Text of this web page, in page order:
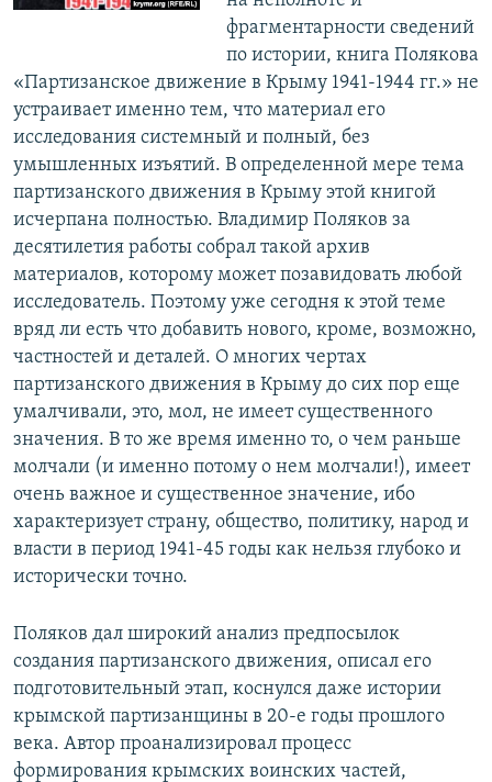
фрагментарности сведений
по истории, книга Полякова
«Партизанское движение в Крыму 1941-1944 гг.» не
устраивает именно тем, что материал его
исследования системный и полный, без
умышленных изъятий. В определенной мере тема
партизанского движения в Крыму этой книгой
исчерпана полностью. Владимир Поляков за
десятилетия работы собрал такой архив
материалов, которому может позавидовать любой
исследователь. Поэтому уже сегодня к этой теме
вряд ли есть что добавить нового, кроме, возможно,
частностей и деталей. О многих чертах
партизанского движения в Крыму до сих пор еще
умалчивали, это, мол, не имеет существенного
значения. В то же время именно то, о чем раньше
молчали (и именно потому о нем молчали!), имеет
очень важное и существенное значение, ибо
характеризует страну, общество, политику, народ и
власти в период 1941-45 годы как нельзя глубоко и
исторически точно.
Поляков дал широкий анализ предпосылок
создания партизанского движения, описал его
подготовительный этап, коснулся даже истории
крымской партизанщины в 20-е годы прошлого
века. Автор проанализировал процесс
формирования крымских воинских частей,